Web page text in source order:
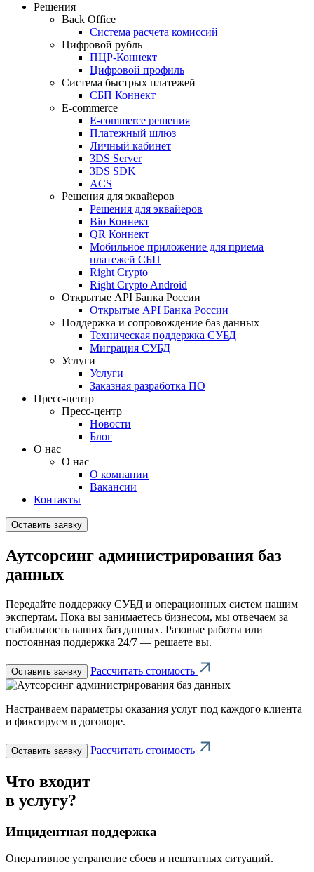
Решения
Back Office
Система расчета комиссий
Цифровой рубль
ПЦР-Коннект
Цифровой профиль
Система быстрых платежей
СБП Коннект
E-commerce
E-commerce решения
Платежный шлюз
Личный кабинет
3DS Server
3DS SDK
ACS
Решения для эквайеров
Решения для эквайеров
Bio Коннект
QR Коннект
Мобильное приложение для приема
платежей СБП
Right Crypto
Right Crypto Android
Открытые API Банка России
Открытые API Банка России
Поддержка и сопровождение баз данных
Техническая поддержка СУБД
Миграция СУБД
Услуги
Услуги
Заказная разработка ПО
Пресс-центр
Пресс-центр
Новости
Блог
О нас
О нас
О компании
Вакансии
Контакты
Оставить заявку
Аутсорсинг администрирования баз
данных
Передайте поддержку СУБД и операционных систем нашим
экспертам. Пока вы занимаетесь бизнесом, мы отвечаем за
стабильность ваших баз данных. Разовые работы или
постоянная поддержка 24/7 — решаете вы.
Оставить заявку Рассчитать стоимость
Настраиваем параметры оказания услуг под каждого клиента
и фиксируем в договоре.
Оставить заявку Рассчитать стоимость
Что входит
в услугу?
Инцидентная поддержка
Оперативное устранение сбоев и нештатных ситуаций.